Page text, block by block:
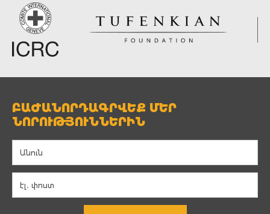
ԲԱԺԱՆՈՐԴԱԳՐՎԵՔ ՄԵՐ
ՆՈՐՈՒԹՅՈՒՆՆԵՐԻՆ